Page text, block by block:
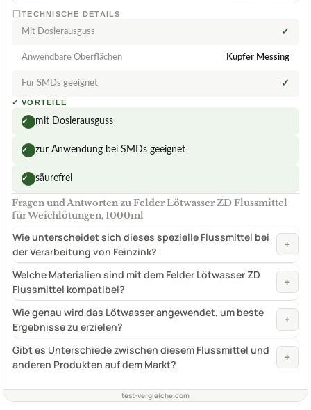
TECHNISCHE DETAILS
Mit Dosierausguss ✓
Anwendbare Oberflächen Kupfer Messing
Für SMDs geeignet ✓
✓ VORTEILE
✓ mit Dosierausguss
✓ zur Anwendung bei SMDs geeignet
✓ säurefrei
Fragen und Antworten zu Felder Lötwasser ZD Flussmittel
für Weichlötungen, 1000ml
Wie unterscheidet sich dieses spezielle Flussmittel bei
der Verarbeitung von Feinzink?
+
Welche Materialien sind mit dem Felder Lötwasser ZD
Flussmittel kompatibel?
+
Wie genau wird das Lötwasser angewendet, um beste
Ergebnisse zu erzielen?
+
Gibt es Unterschiede zwischen diesem Flussmittel und
anderen Produkten auf dem Markt?
+
test-vergleiche.com